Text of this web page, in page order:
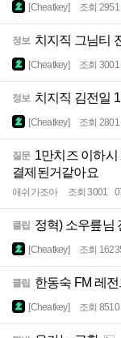
[Cheatkey] 조회 2951
정보 치지직 그님티
[Cheatkey] 조회 3001
정보 치지직 김전일
[Cheatkey] 조회 2801
질문 1만치즈 이하
결제된거같아요
애쉬가조아 조회 3001
클립 정혁) 소우릎님
[Cheatkey] 조회
클립 한동숙 FM 레
[Cheatkey] 조회 8510